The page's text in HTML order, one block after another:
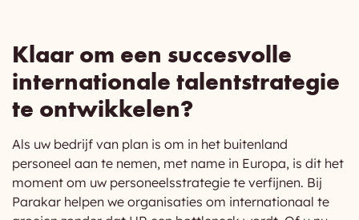
Klaar om een succesvolle
internationale talentstrategie
te ontwikkelen?
Als uw bedrijf van plan is om in het buitenland
personeel aan te nemen, met name in Europa, is dit het
moment om uw personeelsstrategie te verfijnen. Bij
Parakar helpen we organisaties om internationaal te